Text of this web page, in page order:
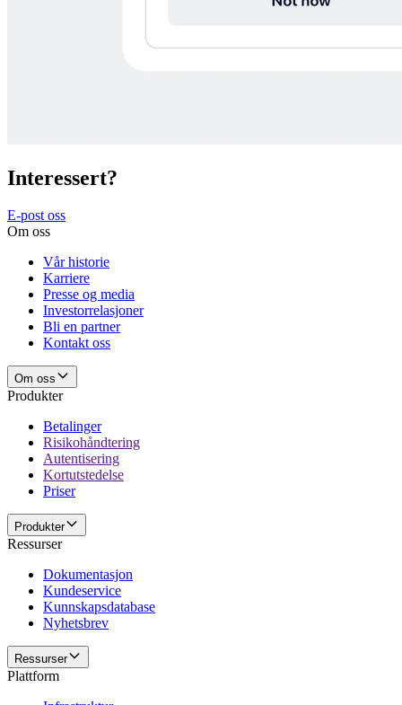
Interessert?
E-post oss
Om oss
Vår historie
Karriere
Presse og media
Investorrelasjoner
Bli en partner
Kontakt oss
Om oss
Produkter
Betalinger
Risikohåndtering
Autentisering
Kortutstedelse
Priser
Produkter
Ressurser
Dokumentasjon
Kundeservice
Kunnskapsdatabase
Nyhetsbrev
Ressurser
Plattform